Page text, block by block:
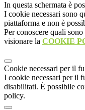
In questa schermata è
I cookie necessari sono
piattaforma e non è
Per conoscere quali
visionare la COOKIE
Cookie necessari per il
I cookie necessari per il
disabilitati. È possibile
policy.